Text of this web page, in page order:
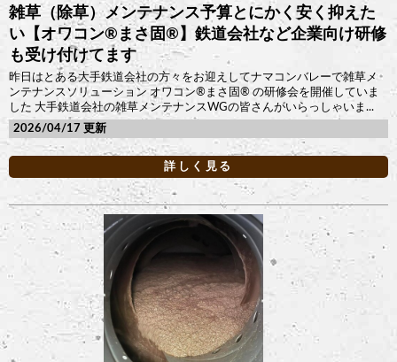
雑草（除草）メンテナンス予算とにかく安く抑えた
い【オワコン®︎まさ固®︎】鉄道会社など企業向け研修
も受け付けてます
昨日はとある大手鉄道会社の方々をお迎えしてナマコンバレーで雑草メ
ンテナンスソリューション オワコン®︎まさ固®︎ の研修会を開催していま
した 大手鉄道会社の雑草メンテナンスWGの皆さんがいらっしゃいま...
2026/04/17
詳しく見る